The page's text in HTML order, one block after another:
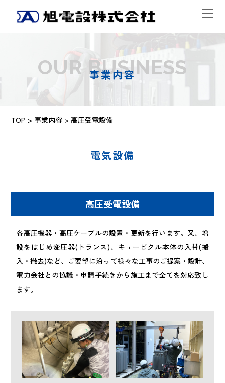
OUR BUSINESS
事業内容
TOP > 事業内容 > 高圧受電設備
電気設備
高圧受電設備
各高圧機器・高圧ケーブルの設置・更新を行います。又、増
設をはじめ変圧器(トランス)、キュービクル本体の入替(搬
入・撤去)など、ご要望に沿って様々な工事のご提案・設計、
電力会社との協議・申請手続きから施工まで全てを対応致し
ます。